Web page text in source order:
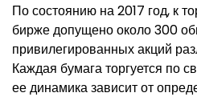
По состоянию на 2017 год, к
бирже допущено около 300
привилегированных акций
Каждая бумага торгуется по
ее динамика зависит от